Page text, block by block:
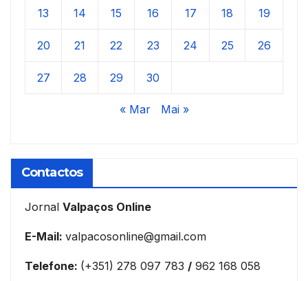
13 14 15 16 17 18 19
20 21 22 23 24 25 26
27 28 29 30
« Mar Mai »
Contactos
Jornal Valpaços Online
E-Mail: valpacosonline@gmail.com
Telefone: (+351) 278 097 783 / 962 168 058